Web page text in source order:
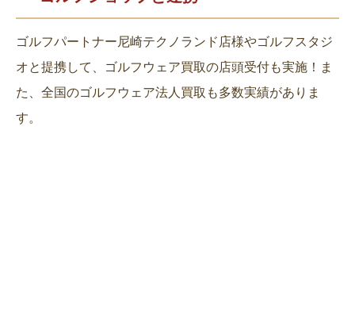
ゴルフパートナー尼崎テクノランド店様やゴルフスタジ
オと提携して、ゴルフウェア買取の店頭受付も実施！ま
た、全国のゴルフウェア法人買取も多数実績がありま
す。